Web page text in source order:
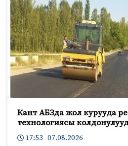
Кант АБЗда жол курууда
технологиясы
17:53 07.08.2026